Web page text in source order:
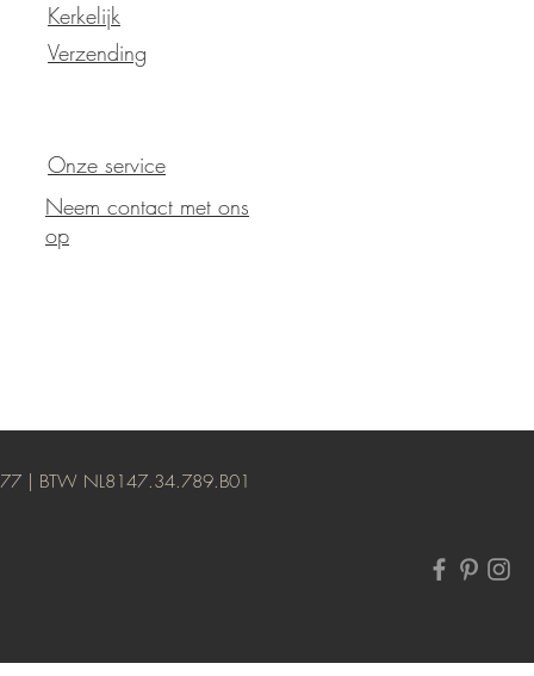
Kerkelijk
Verzending
Onze service
Neem contact met ons
op
| BTW NL8147.34.789.B01